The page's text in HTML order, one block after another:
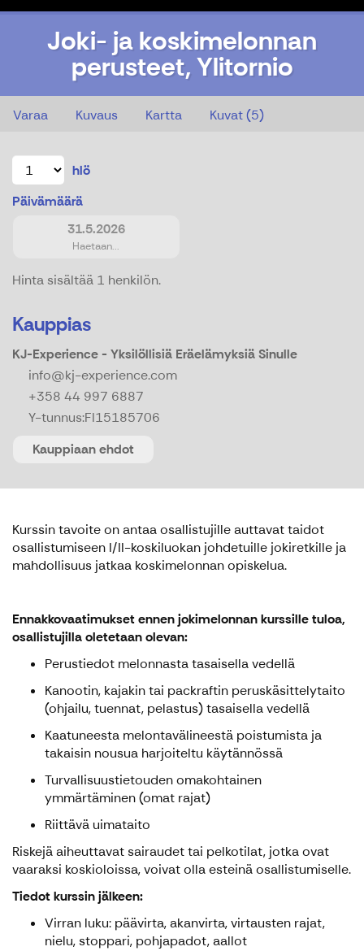
Joki- ja koskimelonnan
perusteet, Ylitornio
Varaa Kuvaus Kartta Kuvat (5)
hlö
Päivämäärä
31.5.2026
Haetaan...
Hinta sisältää 1 henkilön.
Kauppias
KJ-Experience - Yksilöllisiä Eräelämyksiä Sinulle
info@kj-experience.com
+358 44 997 6887
Y-tunnus:FI15185706
Kauppiaan ehdot
Kurssin tavoite on antaa osallistujille auttavat taidot
osallistumiseen I/II-koskiluokan johdetuille jokiretkille ja
mahdollisuus jatkaa koskimelonnan opiskelua.
Ennakkovaatimukset ennen jokimelonnan kurssille tuloa,
osallistujilla oletetaan olevan:
Perustiedot melonnasta tasaisella vedellä
Kanootin, kajakin tai packraftin peruskäsittelytaito
(ohjailu, tuennat, pelastus) tasaisella vedellä
Kaatuneesta melontavälineestä poistumista ja
takaisin nousua harjoiteltu käytännössä
Turvallisuustietouden omakohtainen
ymmärtäminen (omat rajat)
Riittävä uimataito
Riskejä aiheuttavat sairaudet tai pelkotilat, jotka ovat
vaaraksi koskioloissa, voivat olla esteinä osallistumiselle.
Tiedot kurssin jälkeen:
Virran luku: päävirta, akanvirta, virtausten rajat,
nielu, stoppari, pohjapadot, aallot